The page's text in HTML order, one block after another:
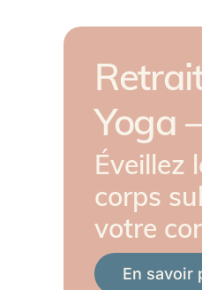
Yoga
Éveillez
corps
votre
En savoir